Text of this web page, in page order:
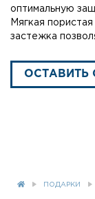
оптимальную
Mягкая
застежка
ОСТАВИТЬ
ПОДАРКИ